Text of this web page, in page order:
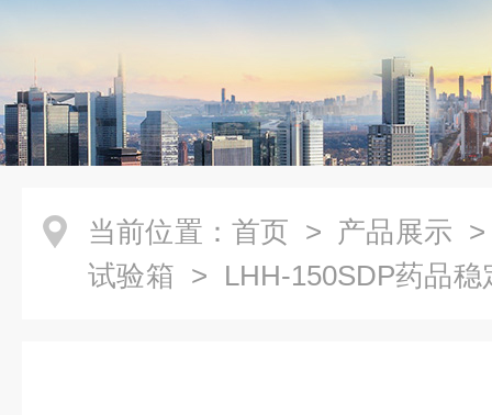
当前位置： 首页 > 产品展示
试验箱 > LHH-150SDP药品